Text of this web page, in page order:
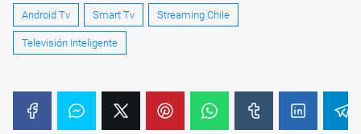
Android Tv Smart Tv Streaming Chile
Televisión Inteligente